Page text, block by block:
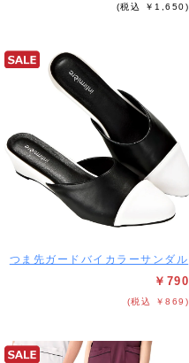
(税込 ￥1,650)
つま先ガードバイカラーサンダル
￥790
(税込 ￥869)